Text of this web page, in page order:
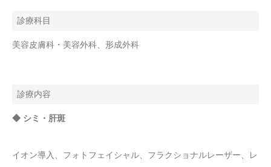
診療科目
美容皮膚科・美容外科、形成外科
診療内容
◆ シミ・肝斑
イオン導入、フォトフェイシャル、フラクショナルレーザー、レ